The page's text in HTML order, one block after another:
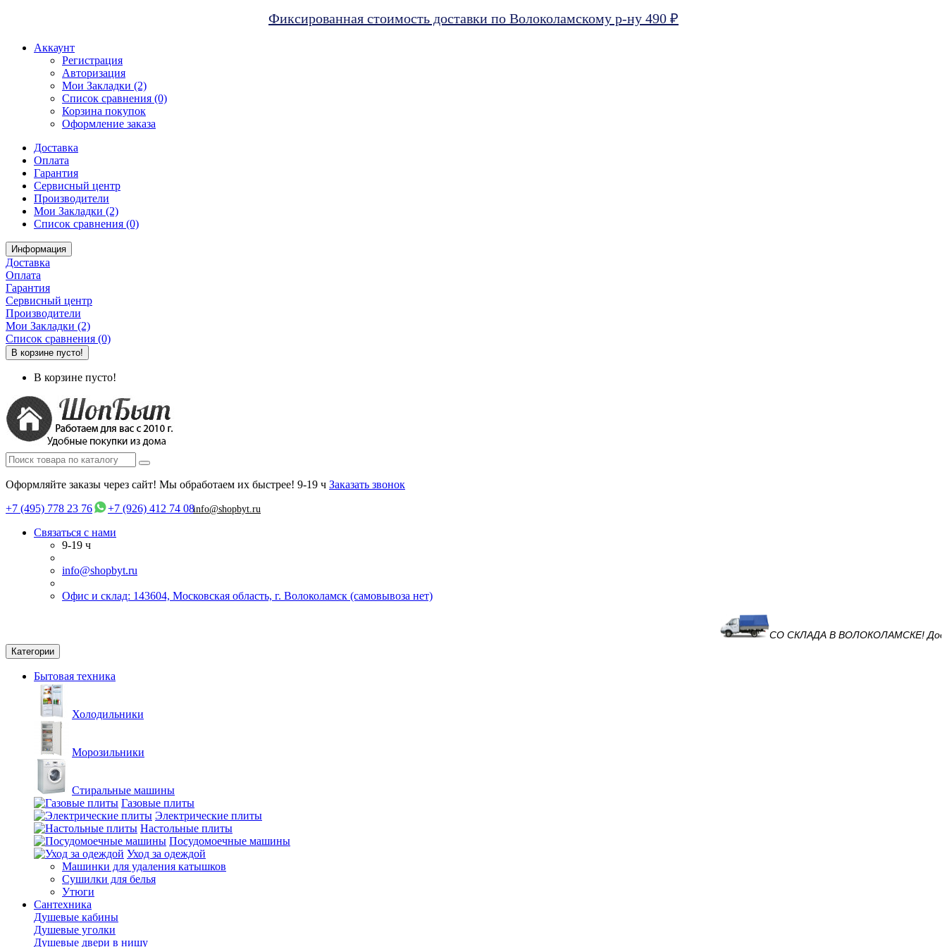
Фиксированная стоимость доставки по Волоколамскому р-ну 490 ₽
Аккаунт
Регистрация
Авторизация
Мои Закладки (2)
Список сравнения (0)
Корзина покупок
Оформление заказа
Доставка
Оплата
Гарантия
Сервисный центр
Производители
Мои Закладки (2)
Список сравнения (0)
Информация
Доставка
Оплата
Гарантия
Сервисный центр
Производители
Мои Закладки (2)
Список сравнения (0)
В корзине пусто!
В корзине пусто!
Оформляйте заказы через сайт! Мы обработаем их быстрее! 9-19 ч Заказать звонок
+7 (495) 778 23 76
+7 (926) 412 74 08info@shopbyt.ru
Связаться с нами
9-19 ч
info@shopbyt.ru
Офис и склад: 143604, Московская область, г. Волоколамск (самовывоза нет)
СО СКЛАДА В ВОЛОКОЛАМСКЕ!
Категории
Бытовая техника
Холодильники
Морозильники
Стиральные машины
Газовые плиты
Электрические плиты
Настольные плиты
Посудомоечные машины
Уход за одеждой
Машинки для удаления катышков
Сушилки для белья
Утюги
Сантехника
Душевые кабины
Душевые уголки
Душевые двери в нишу